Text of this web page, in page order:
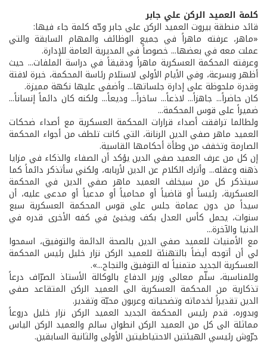
كلمة العميد الركن علي جابر
قائد منطقة بيروت العميد الركن علي جابر وجّه كلمة جاء فيها:
«ماهر، عرفته ماهراً في جميع الوظائف والمهام السابقة والتي
عملت معه في بعضها... خصوصاً في المديرية العامة للإدارة.
وعرفته المحكمة العسكرية ماهراً ودقيقاً في دراسة الملفات... حيث
أظهر وبسرعة، وفي الأيام الأولى لاستلام رئاسة المحكمة، خبرة لافتة
وقدرة ملحوظة على إدارة جلساتها... وأضفى عليها نكهة مميزة.
كان حاضراً... جاهزاً... لاذعاً... ساخراً... وديعاً... ولكنه كان دائماً إنساناً...
ضميراً على قوس المحكمة...
ولطالما ترافقت أصداء قرارات المحكمة العسكرية مع أصداء ضحكات
العميد ماهر صفي الدين الرنانة، التي كانت تلطف من أجواء المحكمة
الصارمة وتخفف من وطأة أحكامها القاسية.
إن كل من عرف العميد صفي الدين يؤكد أن الصفاء والذكاء في مزايا
ذهنه وعقله... وأترك الكلام عن الدين لأربابه، ولكني سأتذكر دائماً كما
سيتذكر كل من سيخلف العميد ماهر صفي الدين في المحكمة
العسكرية، رئيساً أو قاضياً أو محامياً أو مدعياً أو مدعى عليه، أن
سيداً من دون عمامة جلس على قوس المحكمة العسكرية سبع
سنوات، يحمل كأس العدل بكف ويخبئ في كفه الأخرى قدره في
الدنيا والآخرة...
مع الأمنيات للعميد صفي الدين بالصحة الدائمة والتوفيق، اسمحوا
لي أن أتوجه أيضاً بالتهنئة للعميد الركن نزار خليل رئيس المحكمة
العسكرية الجديد متمنياً له التوفيق والنجاح...».
وللمناسبة، سلّم معالي وزير الدفاع بالوكالة الأستاذ الصرّاف درعاً
تذكارية من المحكمة العسكرية الى العميد الركن المتقاعد صفي
الدين تقديراً لخدماته وتضحياته وعربون محبّة وتقدير.
وبدوره، قدم رئيس المحكمة الجديد العميد الركن نزار خليل دروعاً
مماثلة الى كل من العميد الركن انطوان سالم والعميد الركن الياس
جرّوش رئيسي الهيئتين الاحتياطيتين الأولى والثانية السابقين.